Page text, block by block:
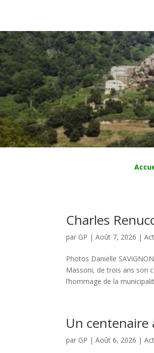
Charles
par GP |Août 7, 2026 |
Photos Danielle
Massoni, de trois ans son
l’hommage de la
Un centenaire
par GP |Août 6, 2026 |